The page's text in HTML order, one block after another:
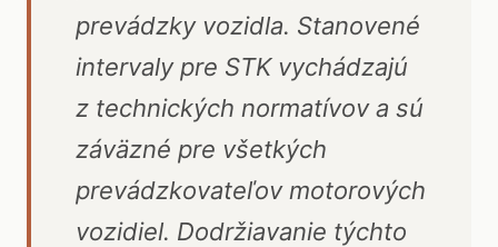
prevádzky vozidla. Stanovené
intervaly pre STK vychádzajú
z technických normatívov a sú
záväzné pre všetkých
prevádzkovateľov motorových
vozidiel. Dodržiavanie týchto